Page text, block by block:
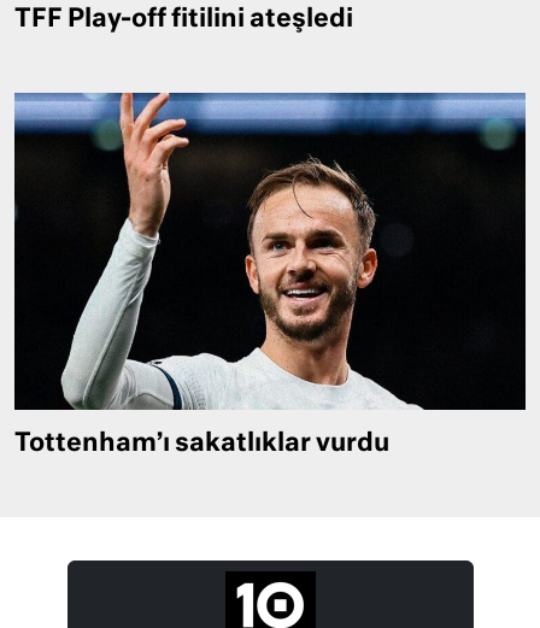
TFF Play-off fitilini ateşledi
Tottenham’ı sakatlıklar vurdu